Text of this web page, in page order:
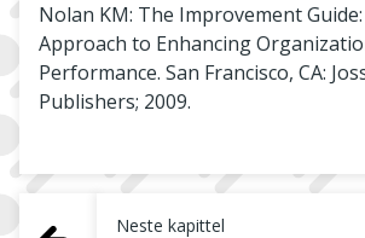
Nolan KM: The Improvement
Approach to Enhancing
Performance. San Francisco, CA:
Publishers; 2009.
Neste kapittel